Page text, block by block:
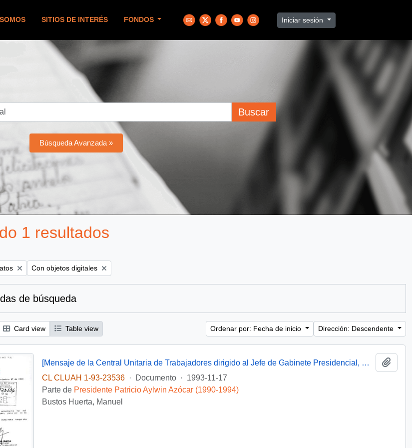
SITIOS DE INTERÉS FONDOS Iniciar sesión
Buscar
Búsqueda Avanzada »
1 resultados
filter: Remove filter:
Con objetos digitales
de búsqueda
Card view Table view Ordenar por: Fecha de inicio Dirección: Descendente
[Mensaje de la Central Unitaria de Trabajadores dirigido al Jefe de Gabinete Presidencial, mediante el cual adjunta solicitud del Sindicato de Estibadores N° 1 de Penco-Lirquén]
CL CLUAH 1-93-23536
· Documento · 1993-11-17
Parte de Presidente Patricio Aylwin Azócar (1990-1994)
Bustos Huerta, Manuel